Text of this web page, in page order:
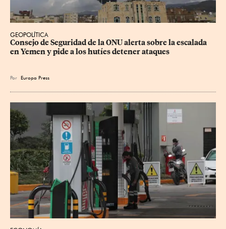
GEOPOLÍTICA
Consejo de Seguridad de la ONU alerta sobre la escalada
en Yemen y pide a los hutíes detener ataques
Por Europa Press